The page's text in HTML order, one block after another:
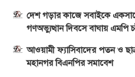
দেশ গড়ার কাজে সবাইকে
গণঅভ্যুত্থান দিবসে বাঘায় এমপি
আওয়ামী ফ্যাসিবাদের পতন ও
মহানগর বিএনপির সমাবেশ